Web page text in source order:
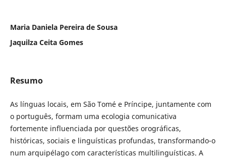
Maria Daniela Pereira de Sousa
Jaquilza Ceita Gomes
Resumo
As línguas locais, em São Tomé e Príncipe, juntamente com
o português, formam uma ecologia comunicativa
fortemente influenciada por questões orográficas,
históricas, sociais e linguísticas profundas, transformando-o
num arquipélago com características multilinguísticas. A